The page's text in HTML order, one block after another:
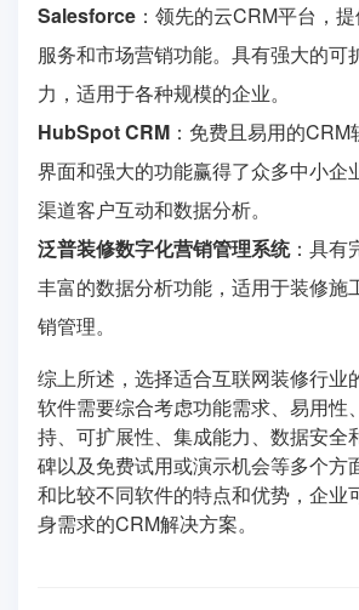
Salesforce ：领先的云CRM平台，提
服务和市场营销功能。具有强大的可
力，适用于各种规模的企业。
HubSpot CRM ：免费且易用的
界面和强大的功能赢得了众多中小企
渠道客户互动和数据分析。
泛普装修数字化营销管理系统：具有
丰富的数据分析功能，适用于装修施
销管理。
综上所述，选择适合互联网装修行业
软件需要综合考虑功能需求、易用性
持、可扩展性、集成能力、数据安全
碑以及免费试用或演示机会等多个方
和比较不同软件的特点和优势，企业
身需求的CRM解决方案。